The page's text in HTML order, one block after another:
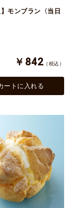
】モンブラン〈当日
￥842 （税込）
ートに入れる